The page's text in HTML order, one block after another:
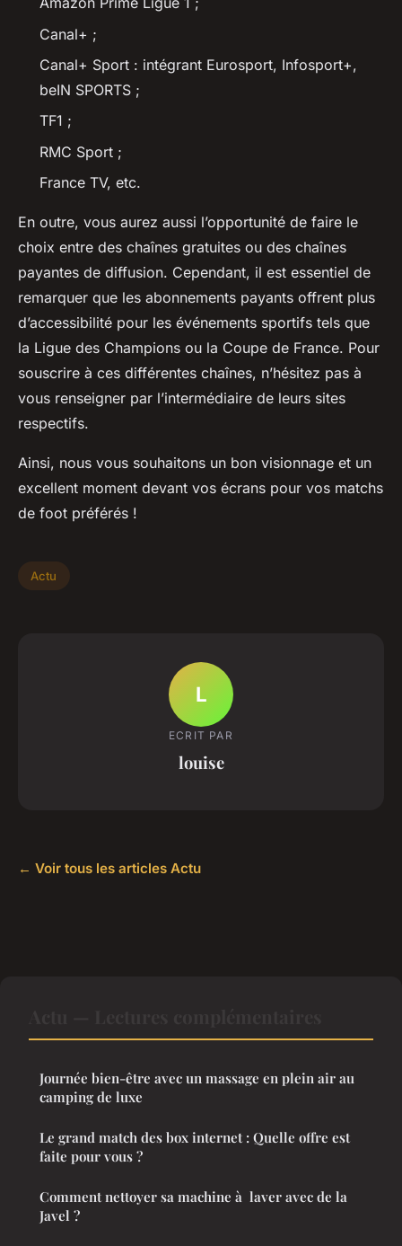
Canal+ ;
Canal+ Sport : intégrant Eurosport, Infosport+,
beIN SPORTS ;
TF1 ;
RMC Sport ;
France TV, etc.
En outre, vous aurez aussi l’opportunité de faire le
choix entre des chaînes gratuites ou des chaînes
payantes de diffusion. Cependant, il est essentiel de
remarquer que les abonnements payants offrent plus
d’accessibilité pour les événements sportifs tels que
la Ligue des Champions ou la Coupe de France. Pour
souscrire à ces différentes chaînes, n’hésitez pas à
vous renseigner par l’intermédiaire de leurs sites
respectifs.
Ainsi, nous vous souhaitons un bon visionnage et un
excellent moment devant vos écrans pour vos matchs
de foot préférés !
Actu
L
ECRIT PAR
louise
← Voir tous les articles Actu
Journée bien-être avec un massage en plein air au
camping de luxe
Le grand match des box internet : Quelle offre est
faite pour vous ?
Comment nettoyer sa machine à laver avec de la
Javel ?